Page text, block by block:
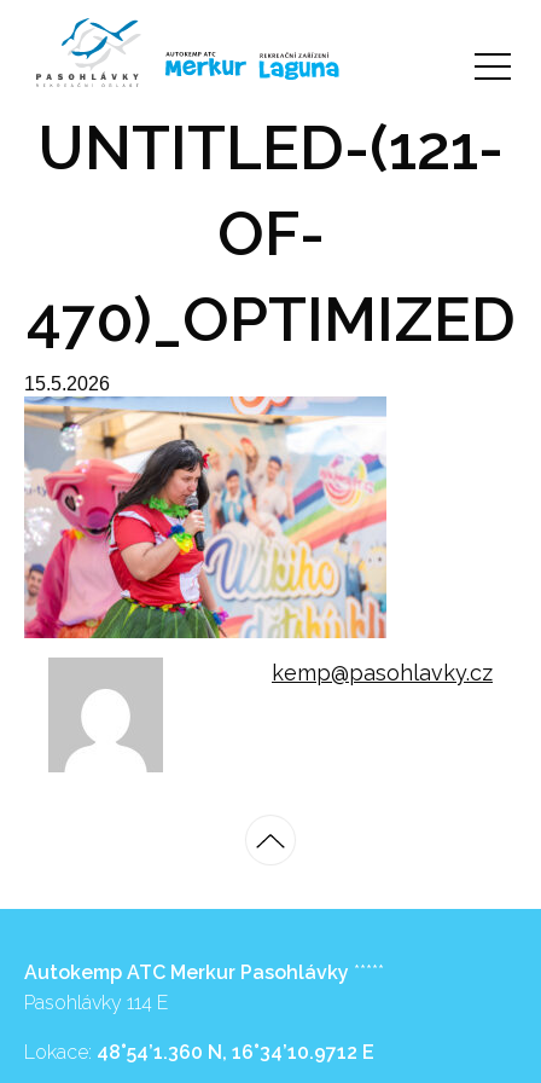
UNTITLED-(121-
OF-
470)_OPTIMIZED
15.5.2026
kemp@pasohlavky.cz
Autokemp ATC Merkur Pasohlávky *****
Pasohlávky 114 E
Lokace: 48°54’1.360 N, 16°34’10.9712 E